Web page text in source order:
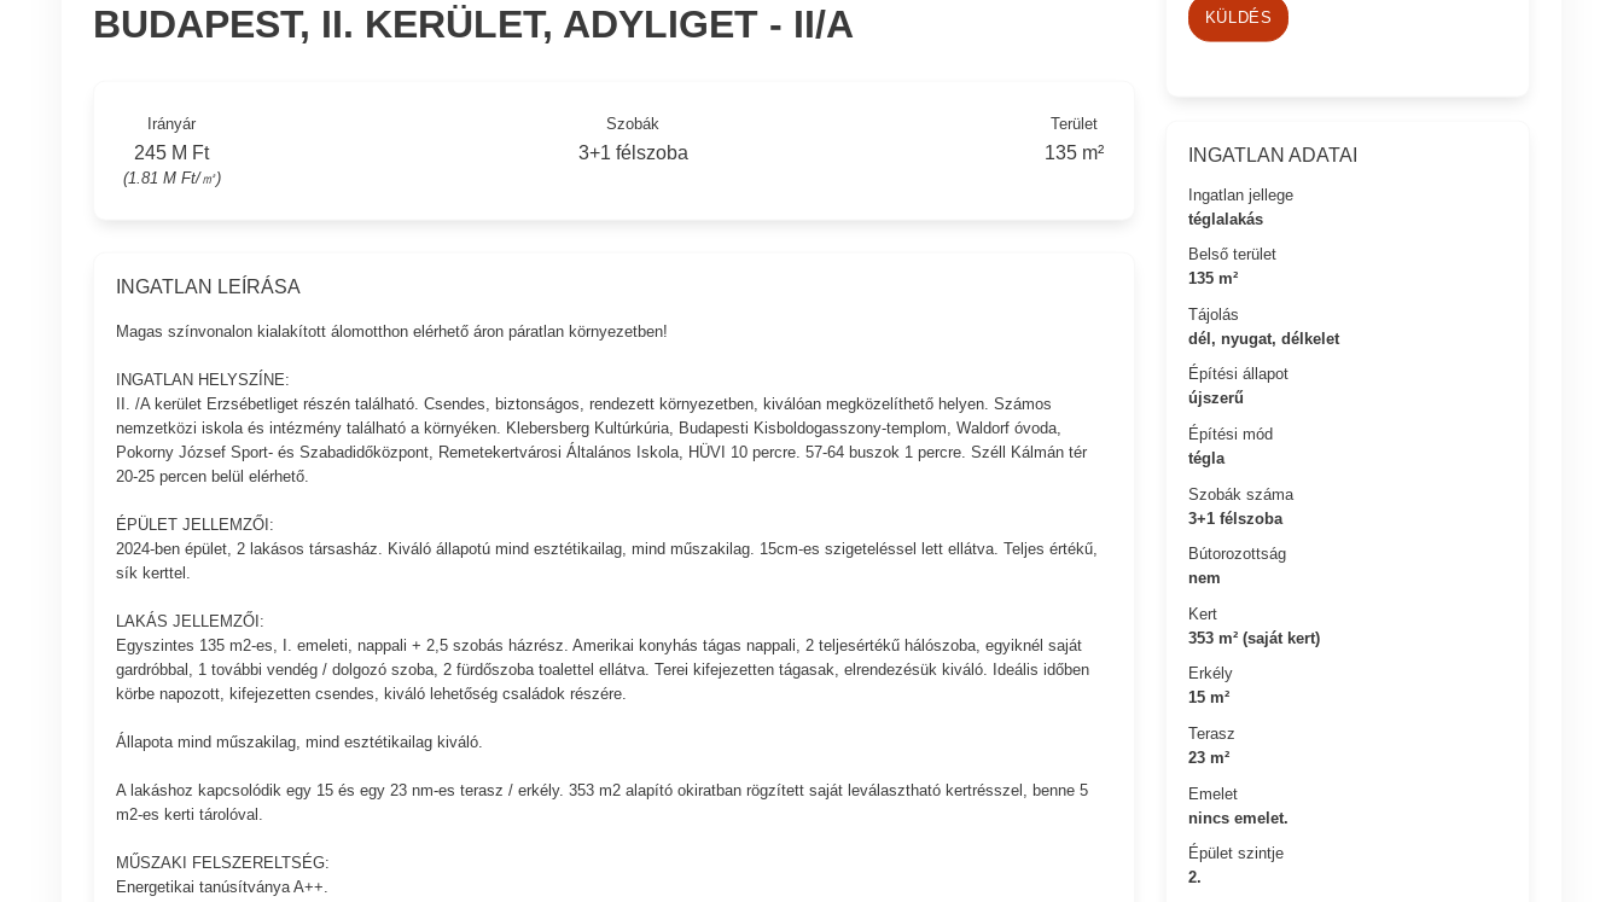
KÜLDÉS
INGATLAN ADATAI
Ingatlan jellege
téglalakás
Belső terület
135 m²
Tájolás
dél, nyugat, délkelet
Építési állapot
újszerű
Építési mód
tégla
Szobák száma
3+1 félszoba
Bútorozottság
nem
Kert
353 m² (saját kert)
Erkély
15 m²
Terasz
23 m²
Emelet
nincs emelet.
Épület szintje
2.
BUDAPEST, II. KERÜLET, ADYLIGET - II/A
Irányár
245 M Ft
(1.81 M Ft/㎡)
Szobák
3+1 félszoba
Terület
135 m²
INGATLAN LEÍRÁSA
Magas színvonalon kialakított álomotthon elérhető áron páratlan környezetben!
INGATLAN HELYSZÍNE:
II. /A kerület Erzsébetliget részén található. Csendes, biztonságos, rendezett környezetben, kiválóan megközelíthető helyen. Számos
nemzetközi iskola és intézmény található a környéken. Klebersberg Kultúrkúria, Budapesti Kisboldogasszony-templom, Waldorf óvoda,
Pokorny József Sport- és Szabadidőközpont, Remetekertvárosi Általános Iskola, HÜVI 10 percre. 57-64 buszok 1 percre. Széll Kálmán tér
20-25 percen belül elérhető.
ÉPÜLET JELLEMZŐI:
2024-ben épület, 2 lakásos társasház. Kiváló állapotú mind esztétikailag, mind műszakilag. 15cm-es szigeteléssel lett ellátva. Teljes értékű,
sík kerttel.
LAKÁS JELLEMZŐI:
Egyszintes 135 m2-es, I. emeleti, nappali + 2,5 szobás házrész. Amerikai konyhás tágas nappali, 2 teljesértékű hálószoba, egyiknél saját
gardróbbal, 1 további vendég / dolgozó szoba, 2 fürdőszoba toalettel ellátva. Terei kifejezetten tágasak, elrendezésük kiváló. Ideális időben
körbe napozott, kifejezetten csendes, kiváló lehetőség családok részére.
Állapota mind műszakilag, mind esztétikailag kiváló.
A lakáshoz kapcsolódik egy 15 és egy 23 nm-es terasz / erkély. 353 m2 alapító okiratban rögzített saját leválasztható kertrésszel, benne 5
m2-es kerti tárolóval.
MŰSZAKI FELSZERELTSÉG:
Energetikai tanúsítványa A++.